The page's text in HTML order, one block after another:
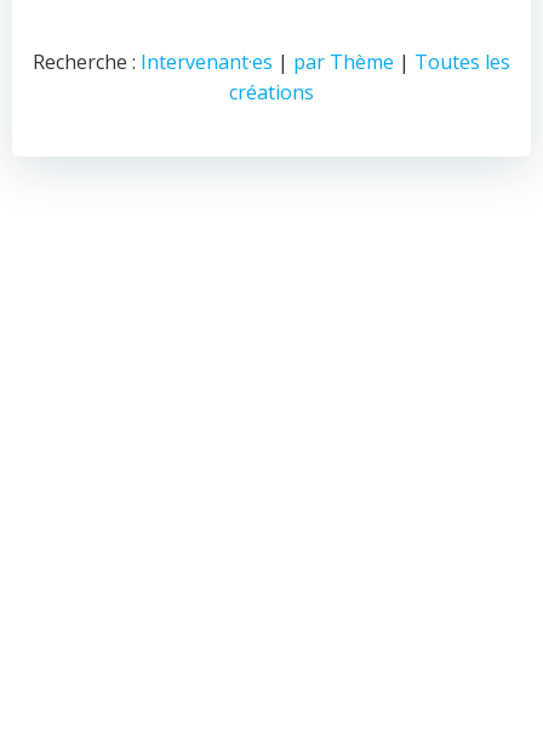
Recherche : Intervenant·es | par Thème | Toutes les
créations